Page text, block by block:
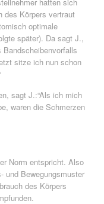
des Körpers vertraut
optimale
später). Da sagt J.,
sitze ich nun schon
sagt J.:“Als ich mich
waren die Schmerzen
Norm entspricht. Also
und Bewegungsmuster
des Körpers